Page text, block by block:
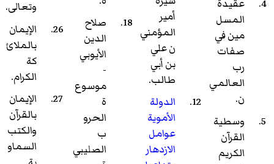
عقيدة
المسل
مين في
صفات
رب
العالمي
ن.
وسطية
القرآن
الكريم
أمير
المؤمني
ن علي
بن أبي
طالب.
الدولة
الأموية
عوامل
الازدهار
صلاح
الدين
الأيوبي
-
موسوع
ة
الحرو
ب
الصليبي
وتعالى.
الإيمان
بالملائ
كة
الكرام.
الإيمان
بالقرآن
والكتب
السماو